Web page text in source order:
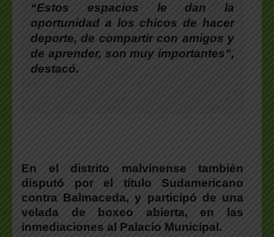
“Estos espacios le dan la
oportunidad a los chicos de hacer
deporte, de compartir con amigos y
de aprender, son muy importantes”,
destacó.
En el distrito malvinense también
disputó por el título Sudamericano
contra Balmaceda, y participó de una
velada de boxeo abierta, en las
inmediaciones al Palacio Municipal.